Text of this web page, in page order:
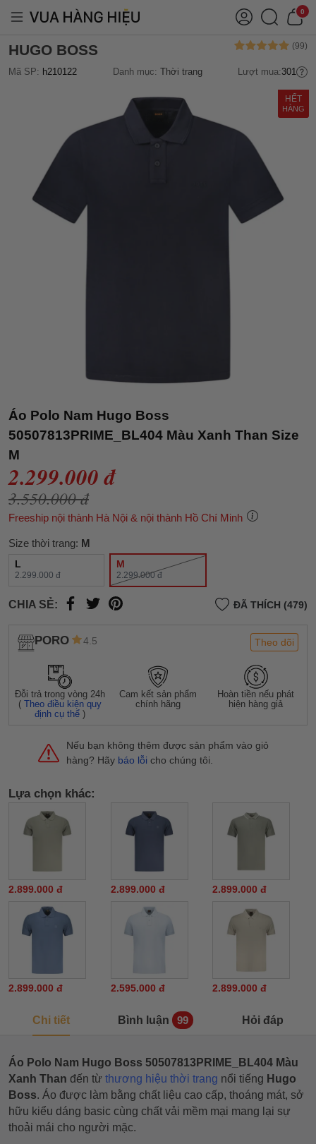
0
HUGO BOSS
Mã SP: h210122 Danh mục: Thời trang Lượt mua:301
HẾT
HÀNG
Áo Polo Nam Hugo Boss
50507813PRIME_BL404 Màu Xanh Than Size
M
2.299.000 đ
3.550.000 đ
Freeship nội thành Hà Nội & nội thành Hồ Chí Minh
Size thời trang: M
L
2.299.000 đ
M
2.299.000 đ
CHIA SẺ: ĐÃ THÍCH (479)
PORO 4.5 Theo dõi
Đỗi trả trong vòng 24h
(Theo điều kiện quy
định cụ thể )
Cam kết sản phẩm
chính hãng
Hoàn tiền nếu phát
hiện hàng giả
Nếu bạn không thêm được sản phẩm vào giỏ
hàng? Hãy báo lỗi cho chúng tôi.
Lựa chọn khác:
2.899.000 đ 2.899.000 đ 2.899.000 đ
2.899.000 đ 2.595.000 đ 2.899.000 đ
Chi tiết Bình luận 99 Hỏi đáp
Áo Polo Nam Hugo Boss 50507813PRIME_BL404 Màu
Xanh Than đến từ thương hiệu thời trang nổi tiếng Hugo
Boss. Áo được làm bằng chất liệu cao cấp, thoáng mát, sở
hữu kiểu dáng basic cùng chất vải mềm mại mang lại sự
thoải mái cho người mặc.